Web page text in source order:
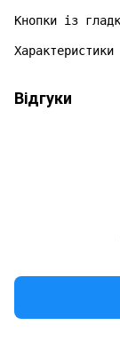
Кнопки із
Відгуки